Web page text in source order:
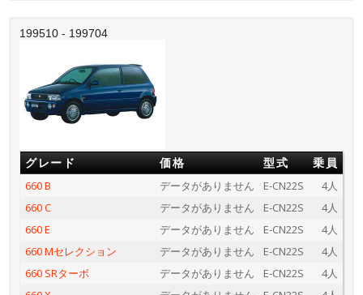
199510 - 199704
グレード 価格 型式 乗員
660 B データがありません E-CN22S
4人
660 C
データがありません E-CN22S
4人
660 E
データがありません E-CN22S
4人
660 Mセレクション
データがありません E-CN22S
4人
660 SRターボ
データがありません E-CN22S
4人